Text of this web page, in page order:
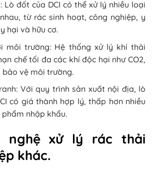
Lò đốt của DCI có thể xử lý nhiều loại
từ rác sinh hoạt, công nghiệp, y
hại và hữu cơ.
môi trường: Hệ thống xử lý khí thải
chế tối đa các khí độc hại như CO2,
bảo vệ môi trường.
Với quy trình sản xuất nội địa, lò
có giá thành hợp lý, thấp hơn nhiều
nhập khẩu.
nghệ xử lý rác thải
khác.